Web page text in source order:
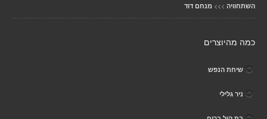
השתחוויה >>> מנחם דוד
כמה מהיוצרים
שיחת הנפש
ניר גלילי